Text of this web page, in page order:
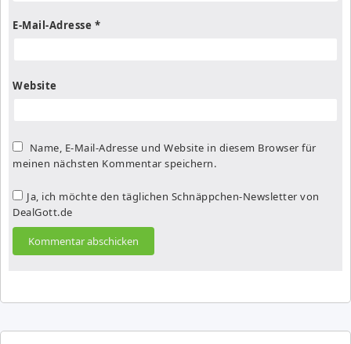
E-Mail-Adresse *
Website
Name, E-Mail-Adresse und Website in diesem Browser für
meinen nächsten Kommentar speichern.
Ja, ich möchte den täglichen Schnäppchen-Newsletter von
DealGott.de